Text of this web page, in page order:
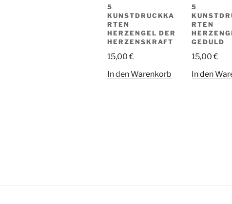
5
KUNSTDRUCKKA
RTEN
HERZENGEL DER
HERZENSKRAFT
15,00€
In den Warenkorb
5
RTEN
GEDULD
15,00€
In den